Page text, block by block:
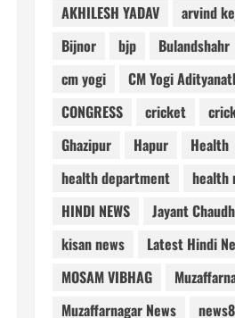
AKHILESH YADAV arvind
Bijnor
bjp Bulandshahr
cm yogi
CM Yogi
CONGRESS
cricket
Ghazipur
Hapur
Health
health department
health
HINDI NEWS
Jayant
kisan news
Latest Hindi
MOSAM VIBHAG
Muzaffarnagar News